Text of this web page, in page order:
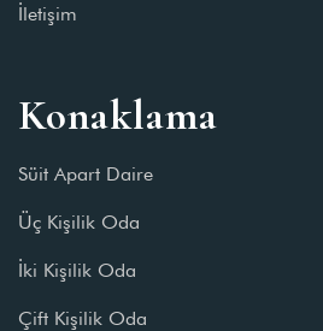
İletişim
Konaklama
Süit Apart Daire
Üç Kişilik Oda
İki Kişilik Oda
Çift Kişilik Oda